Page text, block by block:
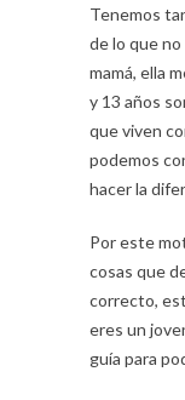
Tenemos
de lo que no
mamá, ella
y 13 años
que viven
podemos
hacer la
Por este
cosas que
correcto,
eres un
guía para